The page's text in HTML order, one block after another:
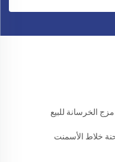
الخرسانة للبيع
خلاط الأسمنت